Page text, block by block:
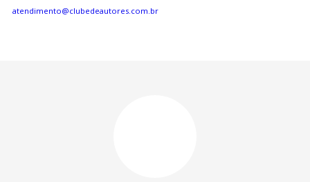
atendimento@clubedeautores.com.br